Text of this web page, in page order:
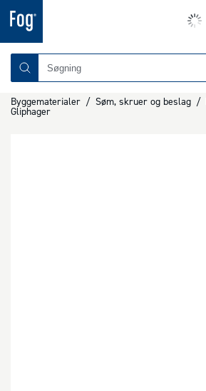
Byggematerialer / Søm, skruer og beslag /
Gliphager